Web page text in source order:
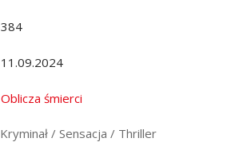
384
11.09.2024
Oblicza śmierci
Kryminał / Sensacja / Thriller